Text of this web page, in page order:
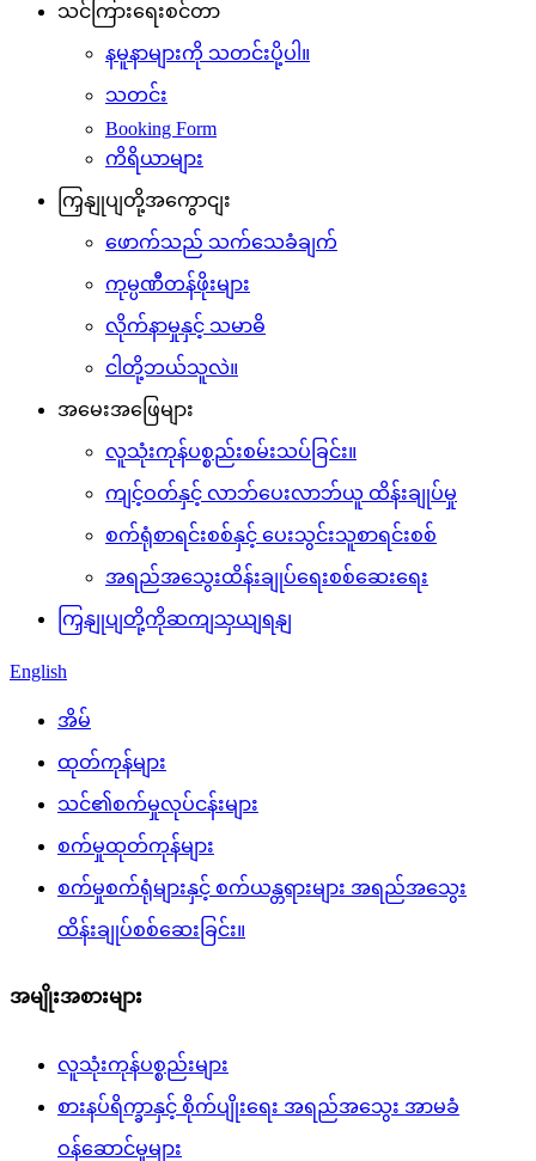
သင်ကြားရေးစင်တာ
နမူနာများကို သတင်းပို့ပါ။
သတင်း
Booking Form
ကိရိယာများ
ကြှနျုပျတို့အကွောငျး
ဖောက်သည် သက်သေခံချက်
ကုမ္ပဏီတန်ဖိုးများ
လိုက်နာမှုနှင့် သမာဓိ
ငါတို့ဘယ်သူလဲ။
အမေးအဖြေများ
လူသုံးကုန်ပစ္စည်းစမ်းသပ်ခြင်း။
ကျင့်ဝတ်နှင့် လာဘ်ပေးလာဘ်ယူ ထိန်းချုပ်မှု
စက်ရုံစာရင်းစစ်နှင့် ပေးသွင်းသူစာရင်းစစ်
အရည်အသွေးထိန်းချုပ်ရေးစစ်ဆေးရေး
ကြှနျုပျတို့ကိုဆကျသှယျရနျ
English
အိမ်
ထုတ်ကုန်များ
သင်၏စက်မှုလုပ်ငန်းများ
စက်မှုထုတ်ကုန်များ
စက်မှုစက်ရုံများနှင့် စက်ယန္တရားများ အရည်အသွေး
ထိန်းချုပ်စစ်ဆေးခြင်း။
အမျိုးအစားများ
လူသုံးကုန်ပစ္စည်းများ
စားနပ်ရိက္ခာနှင့် စိုက်ပျိုးရေး အရည်အသွေး အာမခံ
ဝန်ဆောင်မှုများ